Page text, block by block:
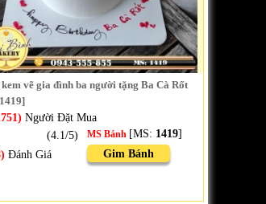
vẽ gia đình ba người tặng Ba Cà Rốt
Người Đặt Mua
(4.1/5)
Đánh Giá
MS Bánh [MS: 1419]
Gim Bánh